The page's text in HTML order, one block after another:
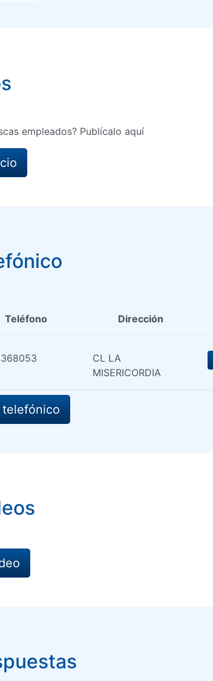
empleados? Publícalo aquí
Teléfono Dirección
CL LA
MISERICORDIA